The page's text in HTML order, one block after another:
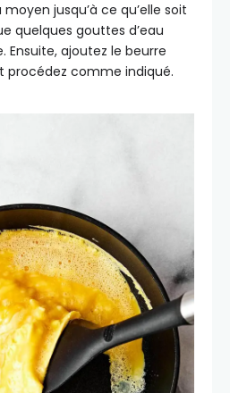
jusqu’à ce qu’elle soit
quelques gouttes d’eau
Ensuite, ajoutez le beurre
procédez comme indiqué.